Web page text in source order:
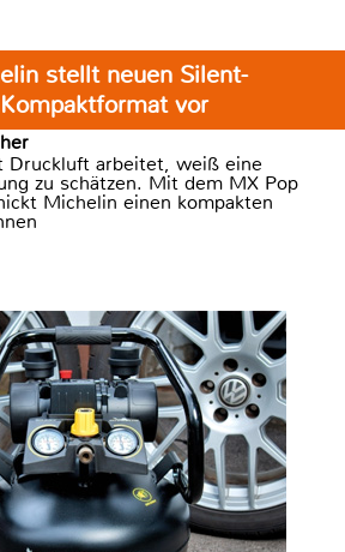
stellt neuen Silent-
vor
Druckluft arbeitet, weiß eine
zu schätzen. Mit dem MX Pop
Michelin einen kompakten